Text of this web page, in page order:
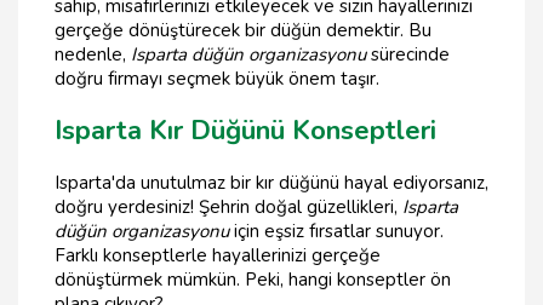
sahip, misafirlerinizi etkileyecek ve sizin hayallerinizi
gerçeğe dönüştürecek bir düğün demektir. Bu
nedenle, Isparta düğün organizasyonusürecinde
doğru firmayı seçmek büyük önem taşır.
Isparta Kır Düğünü Konseptleri
Isparta'da unutulmaz bir kır düğünü hayal ediyorsanız,
doğru yerdesiniz! Şehrin doğal güzellikleri, Isparta
düğün organizasyonuiçin eşsiz fırsatlar sunuyor.
Farklı konseptlerle hayallerinizi gerçeğe
dönüştürmek mümkün. Peki, hangi konseptler ön